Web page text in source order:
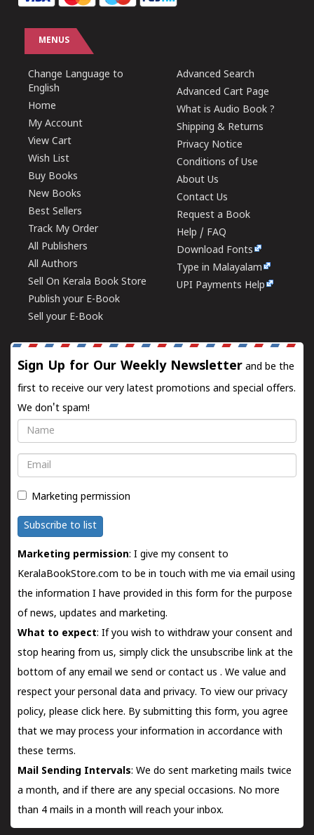
MENUS
Change Language to
English
Home
My Account
View Cart
Wish List
Buy Books
New Books
Best Sellers
Track My Order
All Publishers
All Authors
Sell On Kerala Book Store
Publish your E-Book
Sell your E-Book
Advanced Search
Advanced Cart Page
What is Audio Book ?
Shipping & Returns
Privacy Notice
Conditions of Use
About Us
Contact Us
Request a Book
Help / FAQ
Download Fonts
Type in Malayalam
UPI Payments Help
Sign Up for Our Weekly Newsletter and be the
first to receive our very latest promotions and special offers.
We don't spam!
Name
Email
Marketing permission
Subscribe to list
Marketing permission: I give my consent to
KeralaBookStore.com to be in touch with me via email using
the information I have provided in this form for the purpose
of news, updates and marketing.
What to expect: If you wish to withdraw your consent and
stop hearing from us, simply click the unsubscribe link at the
bottom of any email we send orcontact us . We value and
respect your personal data and privacy. To view our privacy
policy, please click here. By submitting this form, you agree
that we may process your information in accordance with
these terms.
Mail Sending Intervals: We do sent marketing mails twice
a month, and if there are any special occasions. No more
than 4 mails in a month will reach your inbox.